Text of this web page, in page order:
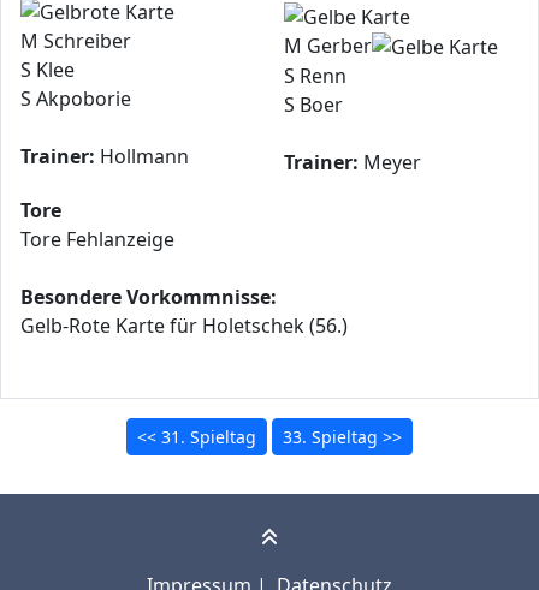
M Schreiber
S Klee
S Akpoborie
Trainer: Hollmann
M Gerber
S Renn
S Boer
Trainer: Meyer
Tore
Tore Fehlanzeige
Besondere Vorkommnisse:
Gelb-Rote Karte für Holetschek (56.)
<< 31. Spieltag 33. Spieltag >>